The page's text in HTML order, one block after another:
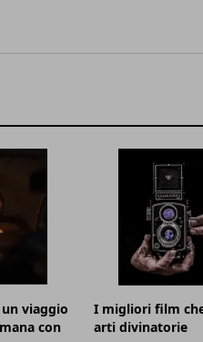
viaggio
con
I migliori film
arti divinatorie